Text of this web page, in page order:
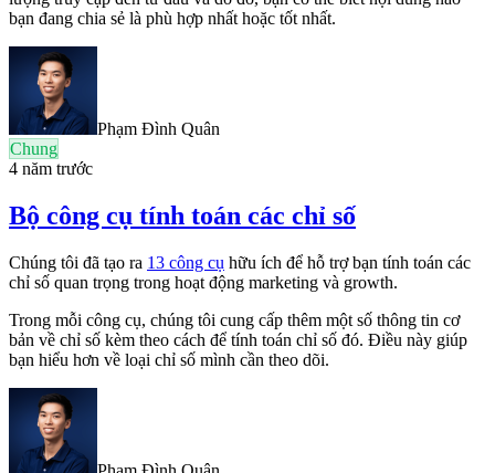
bạn đang chia sẻ là phù hợp nhất hoặc tốt nhất.
Phạm Đình Quân
Chung
4 năm trước
Bộ công cụ tính toán các chỉ số
Chúng tôi đã tạo ra 13 công cụ hữu ích để hỗ trợ bạn tính toán các
chỉ số quan trọng trong hoạt động marketing và growth.
Trong mỗi công cụ, chúng tôi cung cấp thêm một số thông tin cơ
bản về chỉ số kèm theo cách để tính toán chỉ số đó. Điều này giúp
bạn hiểu hơn về loại chỉ số mình cần theo dõi.